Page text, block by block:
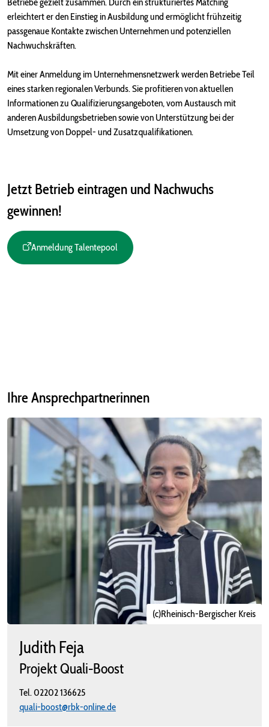
Betriebe gezielt zusammen. Durch ein strukturiertes Matching
erleichtert er den Einstieg in Ausbildung und ermöglicht frühzeitig
passgenaue Kontakte zwischen Unternehmen und potenziellen
Nachwuchskräften.
Mit einer Anmeldung im Unternehmensnetzwerk werden Betriebe Teil
eines starken regionalen Verbunds. Sie profitieren von aktuellen
Informationen zu Qualifizierungsangeboten, vom Austausch mit
anderen Ausbildungsbetrieben sowie von Unterstützung bei der
Umsetzung von Doppel- und Zusatzqualifikationen.
Jetzt Betrieb eintragen und Nachwuchs
gewinnen!
Anmeldung Talentepool
Ihre Ansprechpartnerinnen
Judith Feja
Projekt Quali-Boost
Tel.02202 136625
quali-boost@rbk-online.de
(c)Rheinisch-Bergischer Kreis